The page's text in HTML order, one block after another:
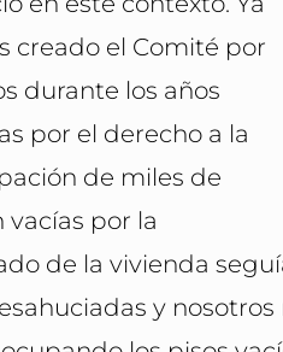
creado el Comité por
durante los años
por el derecho a la
de miles de
vacías por la
de la vivienda
y